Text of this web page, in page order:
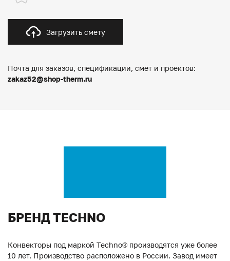
Загрузить смету
Почта для заказов, спецификации, смет и проектов:
zakaz52@shop-therm.ru
БРЕНД TECHNO
Конвекторы под маркой Techno® производятся уже более
10 лет. Производство расположено в России. Завод имеет